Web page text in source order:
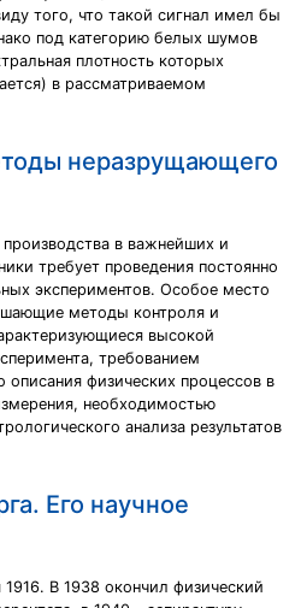
того, что такой сигнал имел бы
под категорию белых шумов
плотность которых
в рассматриваемом
неразрущающего
в важнейших и
требует проведения постоянно
экспериментов. Особое место
методы контроля и
высокой
требованием
описания физических процессов в
необходимостью
анализа результатов
Его научное
В 1938 окончил физический